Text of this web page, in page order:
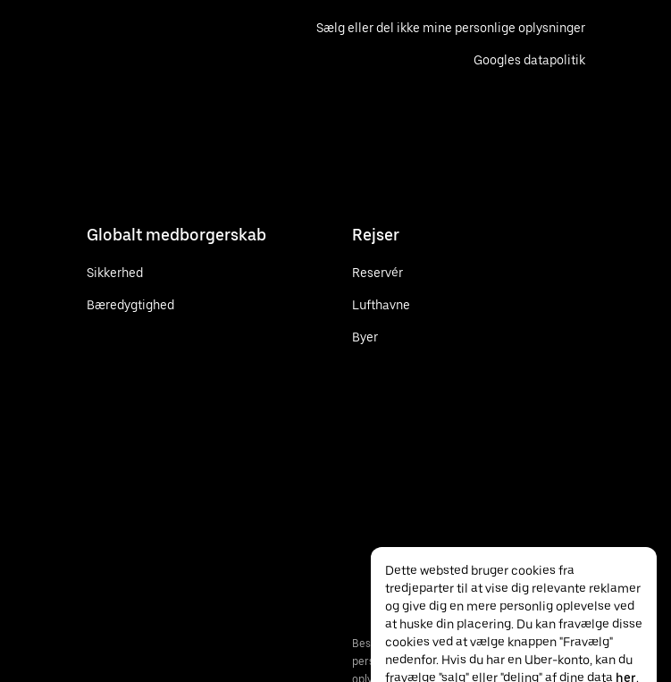
Sælg eller del ikke mine personlige oplysninger
Googles datapolitik
Globalt medborgerskab
Sikkerhed
Bæredygtighed
Rejser
Reservér
Lufthavne
Byer
Beskyttelse af
personlige
oplysninger
Særlige
behov
Vilkår
Dette websted bruger cookies fra
tredjeparter til at vise dig relevante reklamer
og give dig en mere personlig oplevelse ved
at huske din placering. Du kan fravælge disse
cookies ved at vælge knappen "Fravælg"
nedenfor. Hvis du har en Uber-konto, kan du
fravælge "salg" eller "deling" af dine data her.